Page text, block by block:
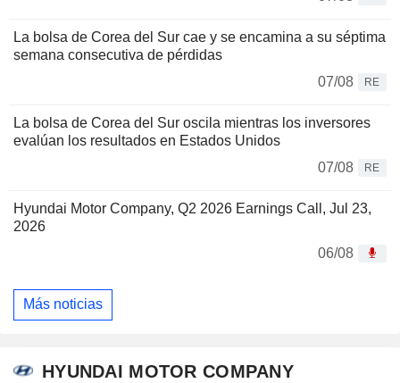
La bolsa de Corea del Sur cae y se encamina a su séptima
semana consecutiva de pérdidas
07/08
RE
La bolsa de Corea del Sur oscila mientras los inversores
evalúan los resultados en Estados Unidos
07/08
RE
Hyundai Motor Company, Q2 2026 Earnings Call, Jul 23,
2026
06/08
Más noticias
HYUNDAI MOTOR COMPANY